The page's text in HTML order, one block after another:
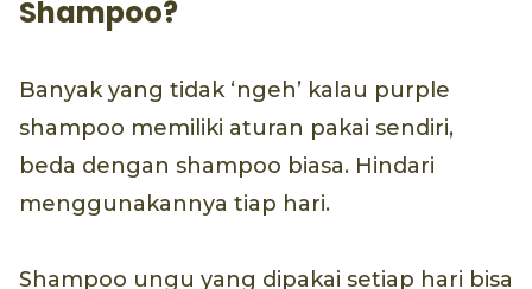
Shampoo?
Banyak yang tidak ‘ngeh’ kalau purple
shampoo memiliki aturan pakai sendiri,
beda dengan shampoo biasa. Hindari
menggunakannya tiap hari.
Shampoo ungu yang dipakai setiap hari bisa